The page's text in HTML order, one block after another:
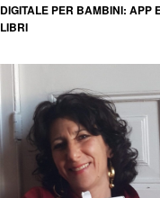
DIGITALE PER BAMBINI: APP
LIBRI